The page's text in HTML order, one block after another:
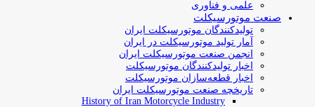
علمی و فناوری
صنعت موتورسیکلت
تولیدکنندگان موتورسیکلت ایران
آمار تولید موتورسیکلت در ایران
انجمن صنعت موتورسیکلت ایران
اخبار تولیدکنندگان موتورسیکلت
اخبار قطعه‌سازان موتورسیکلت
تاریخچه صنعت موتورسیکلت ایران
History of Iran Motorcycle Industry